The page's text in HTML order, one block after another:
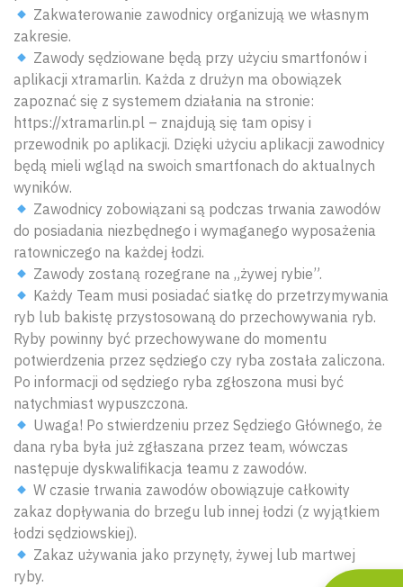
Zakwaterowanie zawodnicy organizują we własnym
zakresie.
Zawody sędziowane będą przy użyciu smartfonów i
aplikacji xtramarlin. Każda z drużyn ma obowiązek
zapoznać się z systemem działania na stronie:
https://xtramarlin.pl – znajdują się tam opisy i
przewodnik po aplikacji. Dzięki użyciu aplikacji zawodnicy
będą mieli wgląd na swoich smartfonach do aktualnych
wyników.
Zawodnicy zobowiązani są podczas trwania zawodów
do posiadania niezbędnego i wymaganego wyposażenia
ratowniczego na każdej łodzi.
Zawody zostaną rozegrane na „żywej rybie”.
Każdy Team musi posiadać siatkę do przetrzymywania
ryb lub bakistę przystosowaną do przechowywania ryb.
Ryby powinny być przechowywane do momentu
potwierdzenia przez sędziego czy ryba została zaliczona.
Po informacji od sędziego ryba zgłoszona musi być
natychmiast wypuszczona.
Uwaga! Po stwierdzeniu przez Sędziego Głównego, że
dana ryba była już zgłaszana przez team, wówczas
następuje dyskwalifikacja teamu z zawodów.
W czasie trwania zawodów obowiązuje całkowity
zakaz dopływania do brzegu lub innej łodzi (z wyjątkiem
łodzi sędziowskiej).
Zakaz używania jako przynęty, żywej lub martwej
ryby.